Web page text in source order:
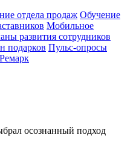
отдела продаж Обучение
Мобильное
развития сотрудников
подарков Пульс-опросы
осознанный подход